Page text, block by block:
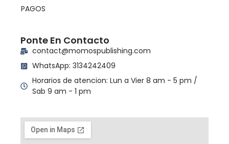
PAGOS
Ponte En Contacto
contact@momospublishing.com
WhatsApp: 3134242409
Horarios de atencion: Lun a Vier 8 am - 5 pm /
Sab 9 am - 1 pm